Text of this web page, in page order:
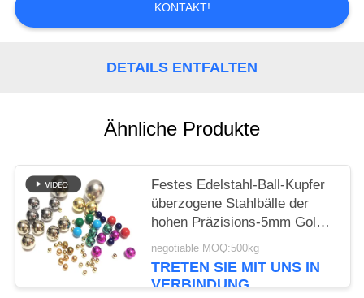
SITEMAP
KONTAKT!
DETAILS ENTFALTEN
Ähnliche Produkte
Festes Edelstahl-Ball-Kupfer
überzogene Stahlbälle der
hohen Präzisions-5mm Gold
überzogene
negotiable MOQ:500kg
TRETEN SIE MIT UNS IN
VERBINDUNG